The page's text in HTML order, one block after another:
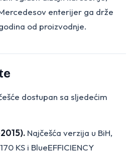
enterijer ga drže
od proizvodnje.
dostupan sa sljedećim
Najčešća verzija u BiH,
KS i BlueEFFICIENCY